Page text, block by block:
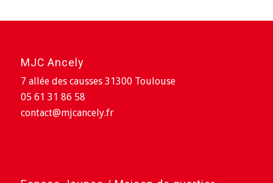
MJC Ancely
7 allée des causses 31300 Toulouse
05 61 31 86 58
contact@mjcancely.fr